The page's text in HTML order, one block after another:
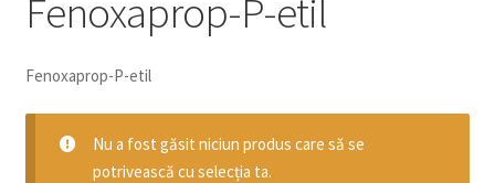
Produse BIO
Igienă publică
Casa și grădina
Fenoxaprop-P-etil
Fenoxaprop-P-etil
Nu a fost găsit niciun produs care să se
potrivească cu selecția ta.